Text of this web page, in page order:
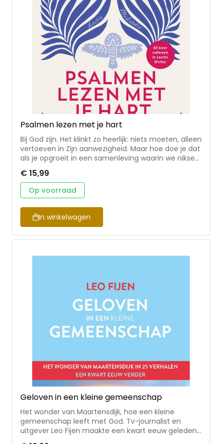
leesplannen en dagboeken zodat vrouwen de Bijbel
beter leren lezen, begrijpen en leven.
Psalmen lezen met je hart
Bij God zijn. Het klinkt zo heerlijk: niets moeten, alleen
vertoeven in Zijn aanwezigheid. Maar hoe doe je dat
als je opgroeit in een samenleving waarin we niksen
prestaties en opbrengsten? Stil zijn gaat niet
vanzelf. Niet alleen in onze tijd moeten mensen zich
erin oefenen, in het klooster deden ze dat ook al.
Daar werd de methode Lectio Divina ontwikkeld. In
een maatschappij waar alles snel moet, is het
heerlijk om langzaam te leren lezen. In dit boek mag
je daarmee oefenen. Pak je pen erbij en kauw op
bijbelwoorden, schrijf erover en volg de vier stappen:
kinderen, tieners als volwassenen. Het is haar
verlangen om verbonden te zijn met God en
tegelijkertijd vindt ze dat in het leven van alledag
ook een flinke uitdaging.
€ 15,99
Op voorraad
In winkelwagen
Geloven in een kleine gemeenschap
Het wonder van Maartensdijk, hoe een kleine
gemeenschap leeft met God. Tv-journalist en
uitgever Leo Fijen maakte een kwart eeuw geleden